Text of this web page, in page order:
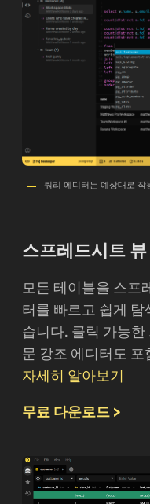
쿼리 에디터는 예상대로 작
스프레드시트 뷰
모든 테이블을 스프
터를 빠르고 쉽게 탐
습니다. 클릭 가능한
문 강조 에디터도
자세히 알아보기
무료 다운로드 >